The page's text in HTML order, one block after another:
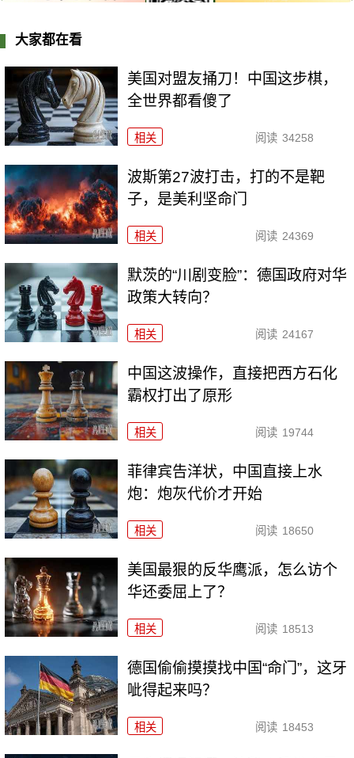
大家都在看
美国对盟友捅刀！中国这步棋，
全世界都看傻了
相关 阅读 34258
波斯第27波打击，打的不是靶
子，是美利坚命门
相关 阅读 24369
默茨的“川剧变脸”：德国政府对华
政策大转向？
相关 阅读 24167
中国这波操作，直接把西方石化
霸权打出了原形
相关 阅读 19744
菲律宾告洋状，中国直接上水
炮：炮灰代价才开始
相关 阅读 18650
美国最狠的反华鹰派，怎么访个
华还委屈上了？
相关 阅读 18513
德国偷偷摸摸找中国“命门”，这牙
呲得起来吗？
相关 阅读 18453